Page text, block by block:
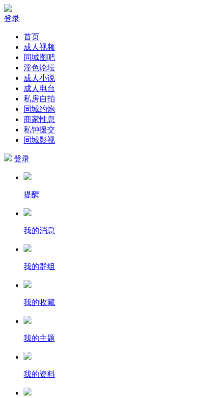
登录
首页
成人视频
同城图吧
淫色论坛
成人小说
成人电台
私房自拍
同城约炮
商家性息
私钟援交
同城影视
登录
提醒
我的消息
我的群组
我的收藏
我的主题
我的资料